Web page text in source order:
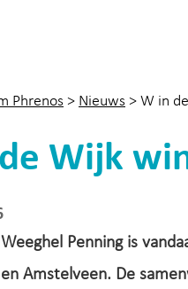
Phrenos > Nieuws > W in
Wijk
Weeghel Penning is
Amstelveen. De